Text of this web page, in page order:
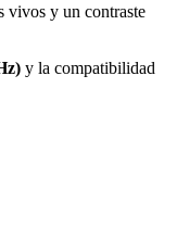
vivos y un contraste
y la compatibilidad